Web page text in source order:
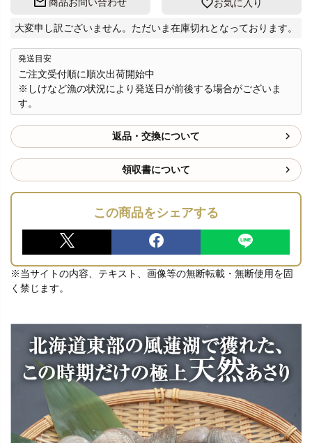
お気に入り
大変申し訳ございません。ただいま在庫切れとなっております。
発送目安
ご注文受付順に順次出荷開始中
※しけなど漁の状況により発送日が前後する場合がございま
す。
返品・交換について
領収書について
この商品をシェアする
※当サイトの内容、テキスト、画像等の無断転載・無断使用を固
く禁じます。